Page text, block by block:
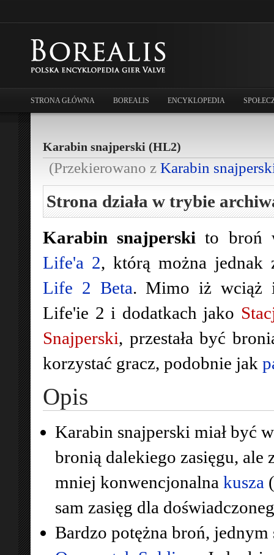
STRONA GŁÓWNA BOREALIS ENCYKLOPEDIA
Karabin snajperski (HL2)
(Przekierowano zKarabin
Strona działa w trybie
Karabin snajperski to broń
Life'a 2, którą można
Life 2 Beta. Mimo iż wciąż
Life'ie 2 i dodatkach jako
Snajperski, przestała być
korzystać gracz, podobnie jak
Opis
Karabin snajperski miał być
bronią dalekiego zasięgu, ale
mniej konwencjonalna kusza
sam zasięg dla
Bardzo potężna broń, jednym